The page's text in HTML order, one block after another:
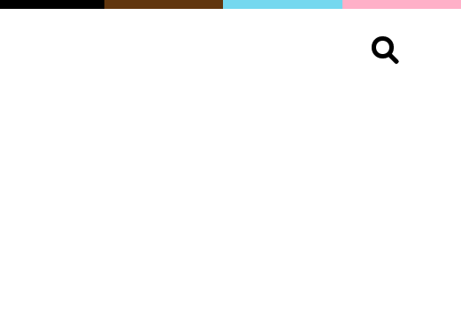
Buscar: